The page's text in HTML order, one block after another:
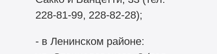
228-81-99, 228-82-28);
- в Ленинском районе: